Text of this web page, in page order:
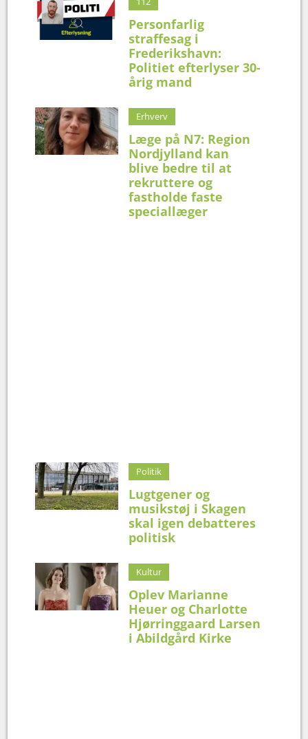
Personfarlig
straffesag i
Frederikshavn:
Politiet efterlyser 30-
årig mand
Erhverv
Læge på N7: Region
Nordjylland kan
blive bedre til at
rekruttere og
fastholde faste
speciallæger
Politik
Lugtgener og
musikstøj i Skagen
skal igen debatteres
politisk
Kultur
Oplev Marianne
Heuer og Charlotte
Hjørringgaard Larsen
i Abildgård Kirke